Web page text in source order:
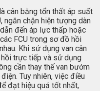
cân bằng tổn thất áp suất
ngăn chặn hiện tượng dàn
đến áp lực thấp hoặc
FCU trong sơ đồ hồi
Khi sử dụng van cân
trực tiếp và sử dụng
cần thay thế van bướm
Tuy nhiên, việc điều
đạt hiệu quả tốt nhất,